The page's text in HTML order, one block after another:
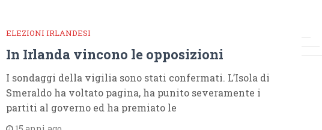
ELEZIONI IRLANDESI
In Irlanda vincono le opposizioni
I sondaggi della vigilia sono stati confermati. L’Isola di
Smeraldo ha voltato pagina, ha punito severamente i
partiti al governo ed ha premiato le